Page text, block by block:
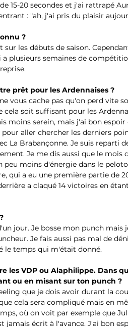
15-20 secondes et j'ai rattrapé
: "ah, j'ai pris du plaisir
?
les débuts de saison.
plusieurs semaines de
prêt pour les Ardennaises ?
vous cache pas qu'on perd vite
soit suffisant pour les
moins serein, mais j'ai bon
pour aller chercher les derniers
La Brabançonne. Je suis reparti
Je me dis aussi que le mois
moins d'énergie dans le
qui a eu une première partie de
a claqué 14 victoires en
jour. Je bosse mon punch mais
Je fais aussi pas mal de
le temps qui m'était donné.
les VDP ou Alaphilippe. Dans
ou en misant sur ton punch ?
que je dois avoir durant la
cela sera compliqué mais en
où on voit par exemple que
jamais écrit à l'avance. J'ai bon